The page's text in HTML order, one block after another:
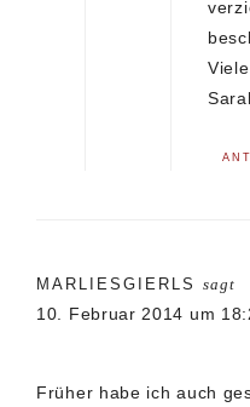
MARLIESGIERLS sagt
10. Februar 2014 um
Früher habe ich auch